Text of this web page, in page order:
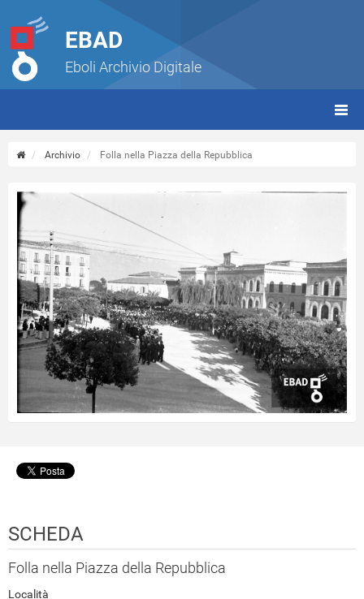
EBAD
Eboli Archivio Digitale
Archivio Folla nella Piazza della Repubblica
SCHEDA
Folla nella Piazza della Repubblica
Località